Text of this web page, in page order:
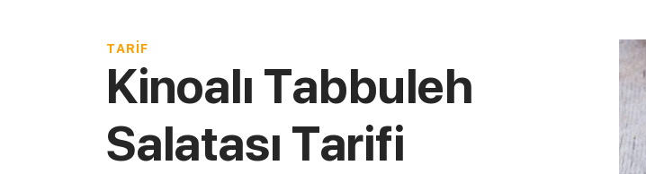
TARIF
Kinoalı Tabbuleh
Salatası Tarifi